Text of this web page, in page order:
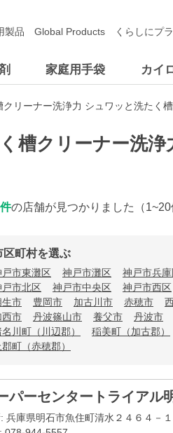
家庭用手袋 カイ
製品 Global Products くらしにプ
リーナー洗浄力 シュワッと洗たく
槽クリーナー洗
件の店舗が見つかりました （
区町村を選ぶ
戸市東灘区 神戸市灘区 神戸市兵
戸市北区
神戸市中央区 神戸市西区
生市
豊岡市 加古川市 赤穂市
西市
丹波篠山市 養父市 丹波市
川町（川辺郡）
稲美町（加古郡）
郡町（赤穂郡）
パーセンタートライアル
兵庫県明石市魚住町清水２４６４－１